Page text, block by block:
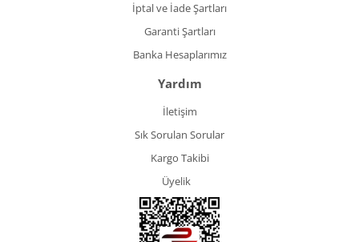
İptal ve İade Şartları
Garanti Şartları
Banka Hesaplarımız
Yardım
İletişim
Sık Sorulan Sorular
Kargo Takibi
Üyelik